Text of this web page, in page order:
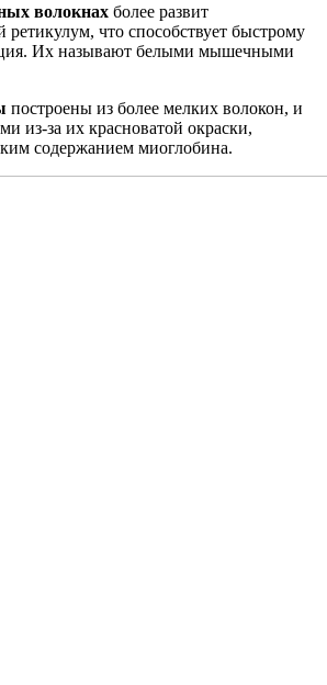
волокнах более развит
ретикулум, что способствует быстрому
Их называют белыми мышечными
построены из более мелких волокон, и
из-за их красноватой окраски,
содержанием миоглобина.